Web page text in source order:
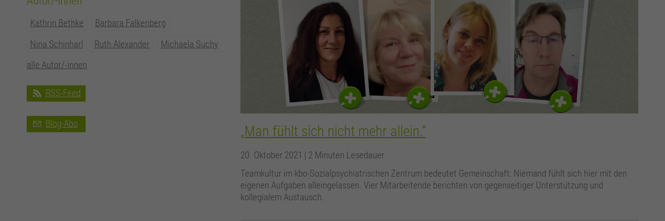
Kathrin Bethke
Barbara Falkenberg
Nina Schinharl
Ruth Alexander
Michaela Suchy
alle Autor/-innen
RSS-Feed
Blog-Abo „Man fühlt sich nicht mehr allein.“
20. Oktober 2021 | 2 Minuten Lesedauer
Teamkultur im kbo-Sozialpsychiatrischen Zentrum bedeutet Gemeinschaft: Niemand fühlt sich hier mit den
eigenen Aufgaben alleingelassen. Vier Mitarbeitende berichten von gegenseitiger Unterstützung und
kollegialem Austausch.